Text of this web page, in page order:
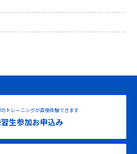
トレーニングが直接体験できます
生参加お申込み